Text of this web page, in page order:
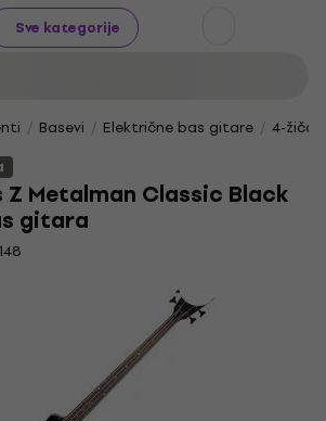
Sve kategorije
Basevi Električne bas gitare
4-
Metalman Classic Black
gitara